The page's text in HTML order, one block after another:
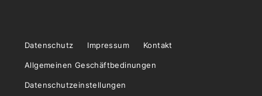
Datenschutz Impressum Kontakt
Allgemeinen Geschäftbedinungen
Datenschutzeinstellungen